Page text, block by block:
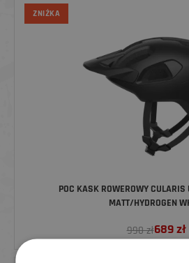
ZNIŻKA
POC KASK ROWEROWY
MATT/HYDROGEN
990 zł689zł